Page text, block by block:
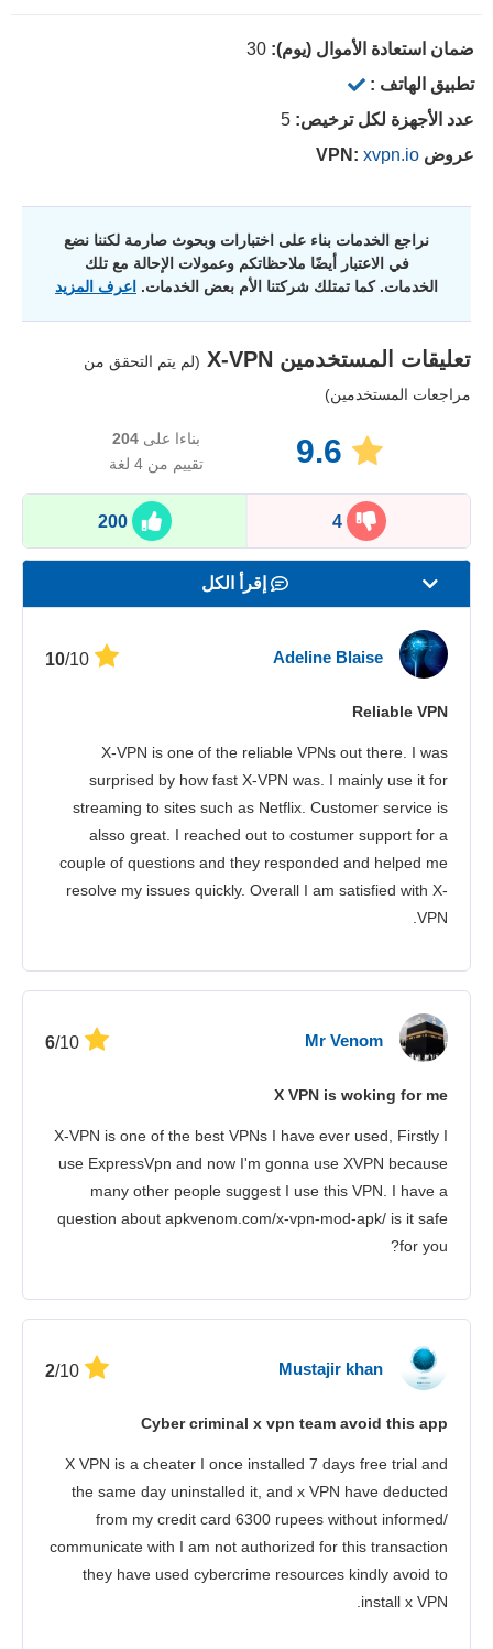
ضمان استعادة الأموال (يوم): 30
تطبيق الهاتف :
عدد الأجهزة لكل ترخيص: 5
عروض VPN: xvpn.io
نراجع الخدمات بناء على اختبارات وبحوث صارمة لكننا نضع
في الاعتبار أيضًا ملاحظاتكم وعمولات الإحالة مع تلك
الخدمات. كما تمتلك شركتنا الأم بعض الخدمات. اعرف المزيد
تعليقات المستخدمين X-VPN (لم يتم التحقق من
مراجعات المستخدمين)
9.6 بناءا على 204
تقييم من 4 لغة
200 4
إقرأ الكل
خدمة الزبائن
Adeline Blaise
/10
Reliable VPN
X-VPN is one of the reliable VPNs out there. I was
surprised by how fast X-VPN was. I mainly use it for
streaming to sites such as Netflix. Customer service is
alsso great. I reached out to costumer support for a
couple of questions and they responded and helped me
resolve my issues quickly. Overall I am satisfied with X-
VPN.
Mr Venom
/10
X VPN is woking for me
X-VPN is one of the best VPNs I have ever used, Firstly I
use ExpressVpn and now I'm gonna use XVPN because
many other people suggest I use this VPN. I have a
question about apkvenom.com/x-vpn-mod-apk/ is it safe
for you?
Mustajir khan
/10
Cyber criminal x vpn team avoid this app
X VPN is a cheater I once installed 7 days free trial and
the same day uninstalled it, and x VPN have deducted
from my credit card 6300 rupees without informed/
communicate with I am not authorized for this transaction
they have used cybercrime resources kindly avoid to
install x VPN.